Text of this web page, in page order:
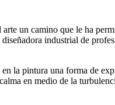
un camino que le ha
industrial de
la pintura una forma de
en medio de la